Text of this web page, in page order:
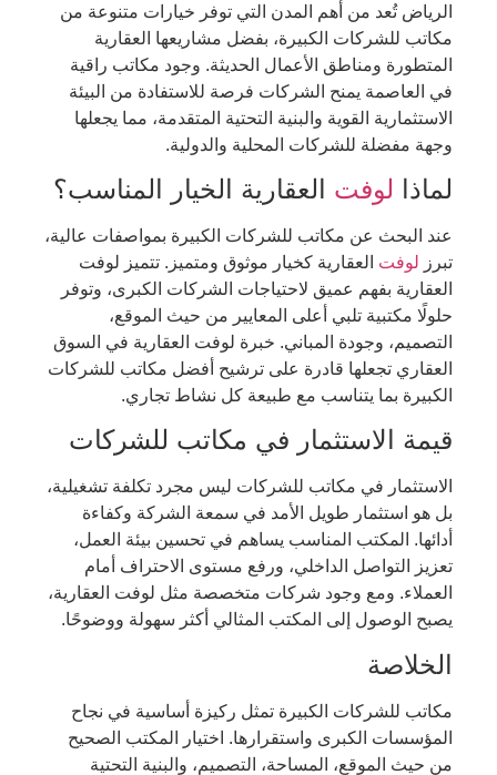
الرياض تُعد من أهم المدن التي توفر خيارات متنوعة من
مكاتب للشركات الكبيرة، بفضل مشاريعها العقارية
المتطورة ومناطق الأعمال الحديثة. وجود مكاتب راقية
في العاصمة يمنح الشركات فرصة للاستفادة من البيئة
الاستثمارية القوية والبنية التحتية المتقدمة، مما يجعلها
وجهة مفضلة للشركات المحلية والدولية.
لماذا لوفت العقارية الخيار المناسب؟
عند البحث عن مكاتب للشركات الكبيرة بمواصفات عالية،
تبرز لوفت العقارية كخيار موثوق ومتميز. تتميز لوفت
العقارية بفهم عميق لاحتياجات الشركات الكبرى، وتوفر
حلولًا مكتبية تلبي أعلى المعايير من حيث الموقع،
التصميم، وجودة المباني. خبرة لوفت العقارية في السوق
العقاري تجعلها قادرة على ترشيح أفضل مكاتب للشركات
الكبيرة بما يتناسب مع طبيعة كل نشاط تجاري.
قيمة الاستثمار في مكاتب للشركات
الاستثمار في مكاتب للشركات ليس مجرد تكلفة تشغيلية،
بل هو استثمار طويل الأمد في سمعة الشركة وكفاءة
أدائها. المكتب المناسب يساهم في تحسين بيئة العمل،
تعزيز التواصل الداخلي، ورفع مستوى الاحتراف أمام
العملاء. ومع وجود شركات متخصصة مثل لوفت العقارية،
يصبح الوصول إلى المكتب المثالي أكثر سهولة ووضوحًا.
الخلاصة
مكاتب للشركات الكبيرة تمثل ركيزة أساسية في نجاح
المؤسسات الكبرى واستقرارها. اختيار المكتب الصحيح
من حيث الموقع، المساحة، التصميم، والبنية التحتية